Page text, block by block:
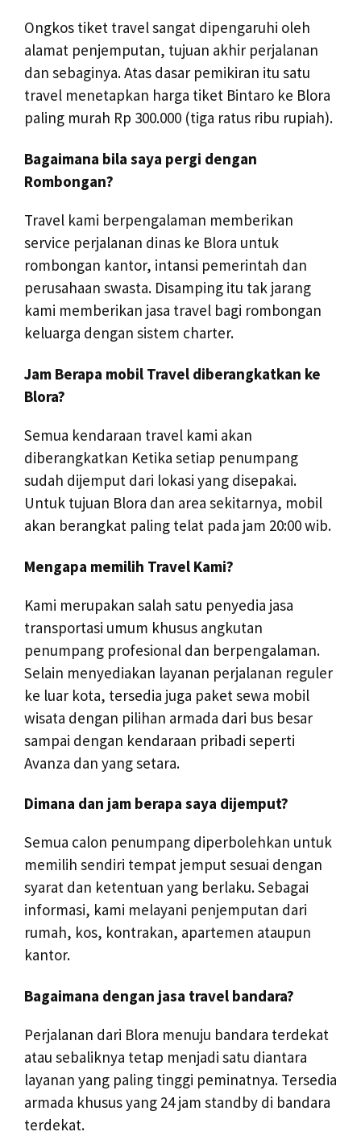
Ongkos tiket travel sangat dipengaruhi oleh
alamat penjemputan, tujuan akhir perjalanan
dan sebaginya. Atas dasar pemikiran itu satu
travel menetapkan harga tiket Bintaro ke Blora
paling murah Rp 300.000 (tiga ratus ribu rupiah).
Bagaimana bila saya pergi dengan
Rombongan?
Travel kami berpengalaman memberikan
service perjalanan dinas ke Blora untuk
rombongan kantor, intansi pemerintah dan
perusahaan swasta. Disamping itu tak jarang
kami memberikan jasa travel bagi rombongan
keluarga dengan sistem charter.
Jam Berapa mobil Travel diberangkatkan ke
Blora?
Semua kendaraan travel kami akan
diberangkatkan Ketika setiap penumpang
sudah dijemput dari lokasi yang disepakai.
Untuk tujuan Blora dan area sekitarnya, mobil
akan berangkat paling telat pada jam 20:00 wib.
Mengapa memilih Travel Kami?
Kami merupakan salah satu penyedia jasa
transportasi umum khusus angkutan
penumpang profesional dan berpengalaman.
Selain menyediakan layanan perjalanan reguler
ke luar kota, tersedia juga paket sewa mobil
wisata dengan pilihan armada dari bus besar
sampai dengan kendaraan pribadi seperti
Avanza dan yang setara.
Dimana dan jam berapa saya dijemput?
Semua calon penumpang diperbolehkan untuk
memilih sendiri tempat jemput sesuai dengan
syarat dan ketentuan yang berlaku. Sebagai
informasi, kami melayani penjemputan dari
rumah, kos, kontrakan, apartemen ataupun
kantor.
Bagaimana dengan jasa travel bandara?
Perjalanan dari Blora menuju bandara terdekat
atau sebaliknya tetap menjadi satu diantara
layanan yang paling tinggi peminatnya. Tersedia
armada khusus yang 24 jam standby di bandara
terdekat.